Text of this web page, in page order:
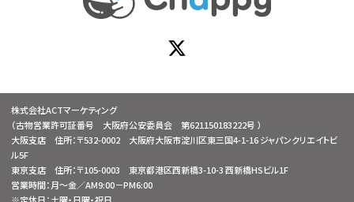
株式会社ACTマーケティング
（古物営業許可証番号 大阪府公安委員会 第621150183222号 ）
大阪支店 住所：〒532-0002 大阪府大阪市淀川区東三国4-1-16 ジャパンクリエイトビ
ル5F
東京支店 住所：〒105-0003 東京都港区西新橋3-10-3 西新橋HSビル1F
営業時間：月～金／AM9:00－PM6:00
※定休日：土曜・日曜・祝日